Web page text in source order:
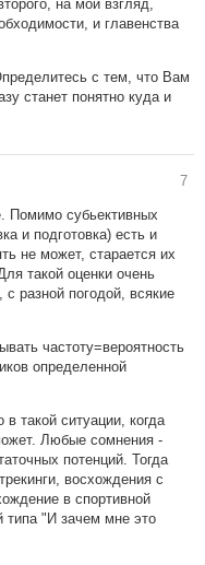
на мой взгляд,
и главенства
с тем, что Вам
станет понятно куда и
7
Помимо субьективных
и подготовка) есть и
не может, старается их
такой оценки очень
разной погодой, всякие
частоту=вероятность
определенной
такой ситуации, когда
Любые сомнения -
потенций. Тогда
восхождения с
в спортивной
типа "И зачем мне это